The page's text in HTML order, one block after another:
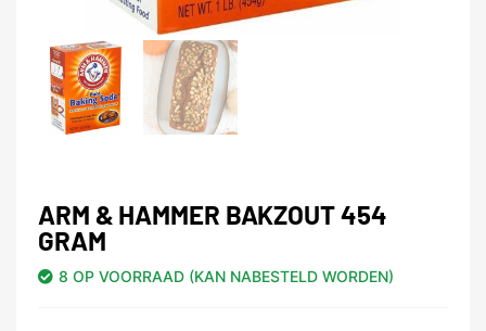
ARM & HAMMER BAKZOUT 454
GRAM
8 OP VOORRAAD (KAN NABESTELD WORDEN)